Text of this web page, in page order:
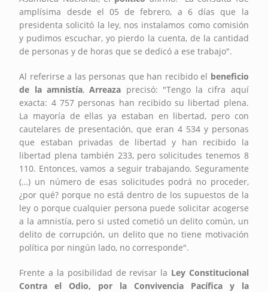
amplísima desde el 05 de febrero, a 6 días que la
presidenta solicitó la ley, nos instalamos como comisión
y pudimos escuchar, yo pierdo la cuenta, de la cantidad
de personas y de horas que se dedicó a ese trabajo".
Al referirse a las personas que han recibido el beneficio
de la amnistía,Arreaza precisó: "Tengo la cifra aquí
exacta: 4 757 personas han recibido su libertad plena.
La mayoría de ellas ya estaban en libertad, pero con
cautelares de presentación, que eran 4 534 y personas
que estaban privadas de libertad y han recibido la
libertad plena también 233, pero solicitudes tenemos 8
110. Entonces, vamos a seguir trabajando. Seguramente
(…) un número de esas solicitudes podrá no proceder,
¿por qué? porque no está dentro de los supuestos de la
ley o porque cualquier persona puede solicitar acogerse
a la amnistía, pero si usted cometió un delito común, un
delito de corrupción, un delito que no tiene motivación
política por ningún lado, no corresponde".
Frente a la posibilidad de revisar la Ley Constitucional
Contra el Odio, por la Convivencia Pacífica y la